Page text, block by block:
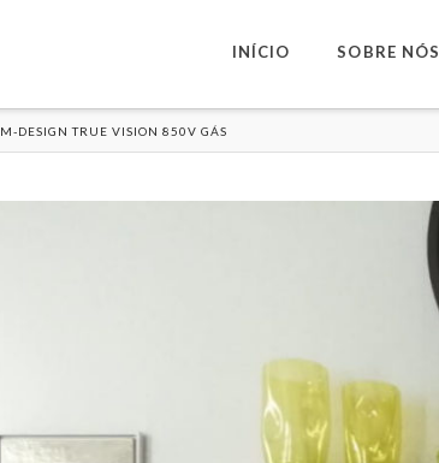
INÍCIO SOBRE NÓS
M-DESIGN TRUE VISION 850V GÁS